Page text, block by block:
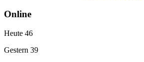
Online
Heute 46
Gestern 39